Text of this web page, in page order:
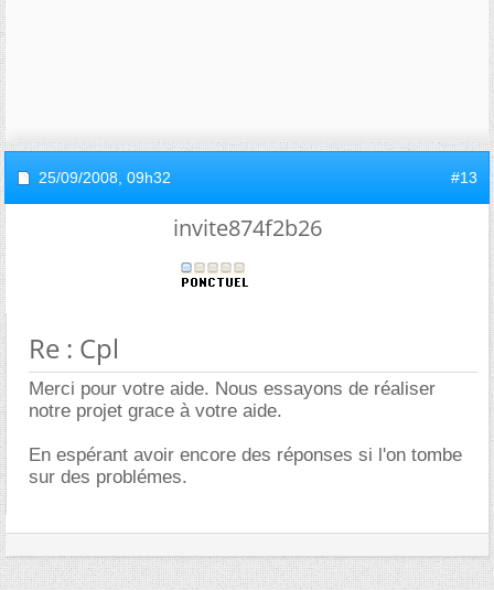
25/09/2008, 09h32 #13
invite874f2b26
Re : Cpl
Merci pour votre aide. Nous essayons de réaliser
notre projet grace à votre aide.
En espérant avoir encore des réponses si l'on tombe
sur des problémes.